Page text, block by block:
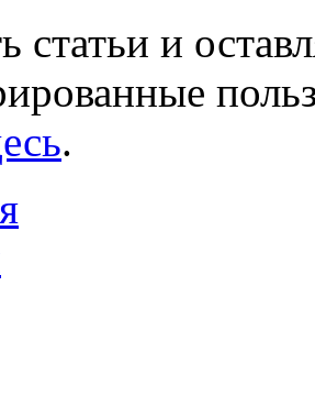
статьи и
.